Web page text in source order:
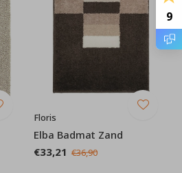
Floris
Elba Badmat Zand
€33,21 €36,90
9